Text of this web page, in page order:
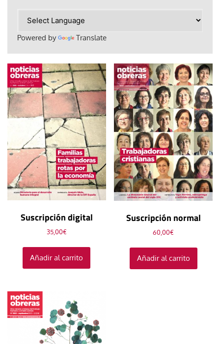
Powered by Translate
Suscripción digital
35,00€
Añadir al carrito
Suscripción normal
60,00€
Añadir al carrito